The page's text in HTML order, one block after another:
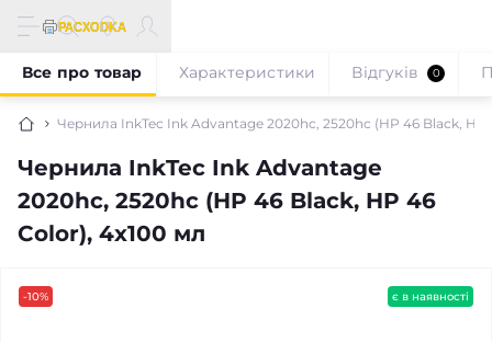
Чернила InkTec Ink Advantage 2020hc, 2520hc (HP 46 Black, HP
Чернила InkTec Ink Advantage
2020hc, 2520hc (HP 46 Black, HP 46
Color), 4x100 мл
Все про товар Характеристики Відгуків 0
-10% є в наявності